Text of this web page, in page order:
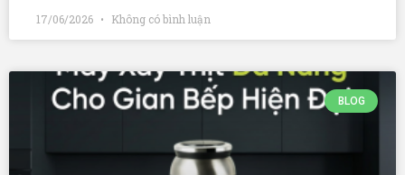
17/06/2026 Không có bình luận
BLOG